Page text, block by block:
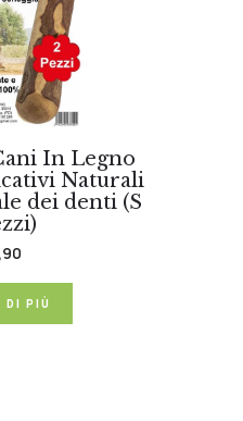
In Legno
Naturali
dei denti (S
DI PIÙ